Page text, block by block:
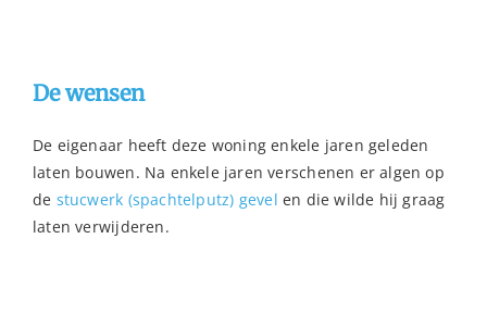
De wensen
De eigenaar heeft deze woning enkele jaren geleden
laten bouwen. Na enkele jaren verschenen er algen op
de stucwerk (spachtelputz) gevel en die wilde hij graag
laten verwijderen.